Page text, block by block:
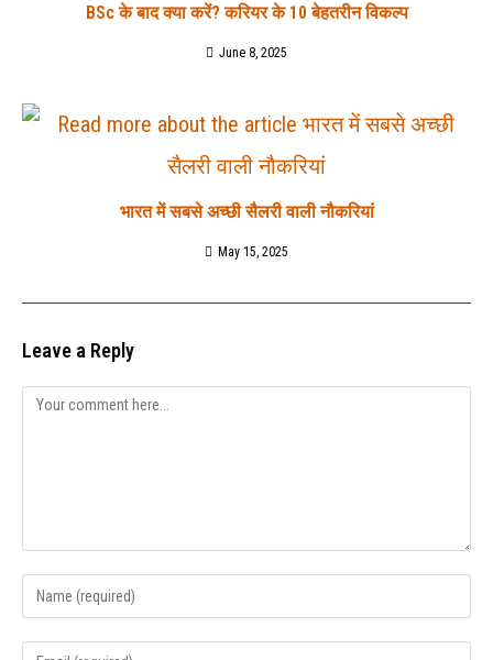
BSc के बाद क्या करें? करियर के 10 बेहतरीन विकल्प
June 8, 2025
भारत में सबसे अच्छी सैलरी वाली नौकरियां
May 15, 2025
Leave a Reply